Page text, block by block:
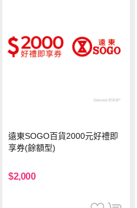
遠東SOGO百貨2000元好禮即
享券(餘額型)
$2,000